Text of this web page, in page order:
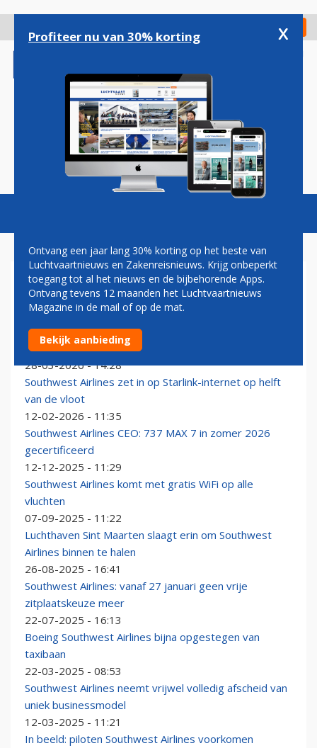
gaan
Check in
Magazine Podcasts Vacatures
SOUTHWEST AIRLINES
Southwest annuleert ticket van passagier vanwege
nieuwe 'customers of size'-regel
28-03-2026 - 14:28
Southwest Airlines zet in op Starlink-internet op helft
van de vloot
12-02-2026 - 11:35
Southwest Airlines CEO: 737 MAX 7 in zomer 2026
gecertificeerd
12-12-2025 - 11:29
Southwest Airlines komt met gratis WiFi op alle
vluchten
07-09-2025 - 11:22
Luchthaven Sint Maarten slaagt erin om Southwest
Airlines binnen te halen
26-08-2025 - 16:41
Southwest Airlines: vanaf 27 januari geen vrije
zitplaatskeuze meer
22-07-2025 - 16:13
Boeing Southwest Airlines bijna opgestegen van
taxibaan
22-03-2025 - 08:53
Southwest Airlines neemt vrijwel volledig afscheid van
uniek businessmodel
12-03-2025 - 11:21
In beeld: piloten Southwest Airlines voorkomen
Profiteer nu van 30% korting x
Ontvang een jaar lang 30% korting op het beste van
Luchtvaartnieuws en Zakenreisnieuws. Krijg onbeperkt
toegang tot al het nieuws en de bijbehorende Apps.
Ontvang tevens 12 maanden het Luchtvaartnieuws
Magazine in de mail of op de mat.
Bekijk aanbieding